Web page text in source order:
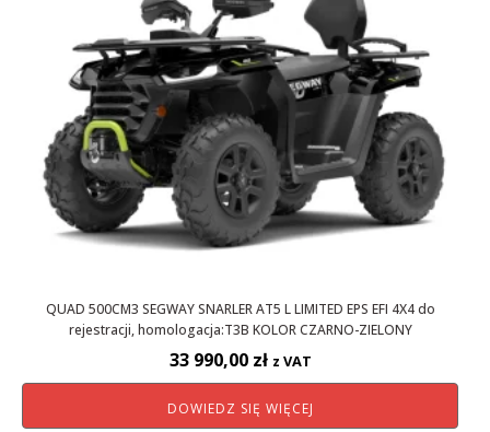
QUAD 500CM3 SEGWAY SNARLER AT5 L LIMITED EPS EFI 4X4 do
rejestracji, homologacja:T3B KOLOR CZARNO-ZIELONY
33 990,00 zł z VAT
DOWIEDZ SIĘ WIĘCEJ